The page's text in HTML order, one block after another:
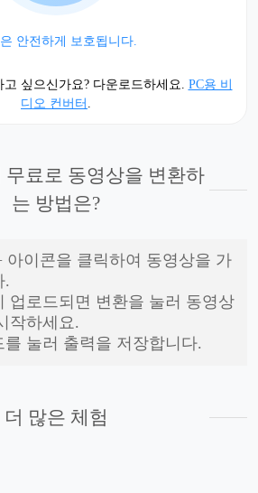
안전하게 보호됩니다.
싶으신가요? 다운로드하세요.
PC용 비
디오 컨버터
무료로 동영상을 변환하
는 방법은?
아이콘을 클릭하여 동영상을 가
.
업로드되면 변환을 눌러 동영상
작하세요.
를 눌러 출력을 저장합니다.
더 많은 체험